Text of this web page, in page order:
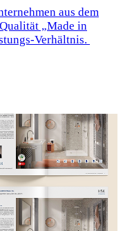
aus dem
„Made in
Verhältnis.